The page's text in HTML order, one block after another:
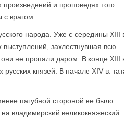
и проповедях того
врагом.
народа. Уже с середины XIII
захлестнувшая всю
не пропали даром. В конце XIII
князей. В начале XIV в.
пагубной стороной ее было
владимирский великокняжеский